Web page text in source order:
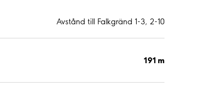
Avstånd till Falkgränd 1-3, 2-10
191 m